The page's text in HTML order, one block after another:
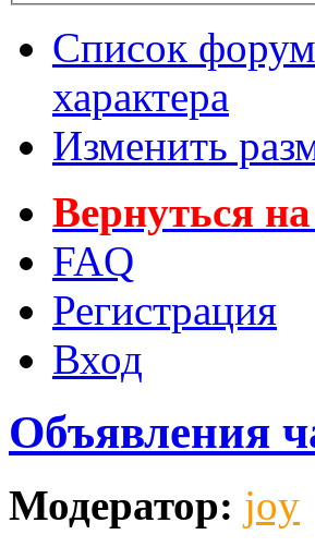
Список
характера
Изменить
Вернуться
FAQ
Регистрация
Вход
Объявления
Модератор: joy